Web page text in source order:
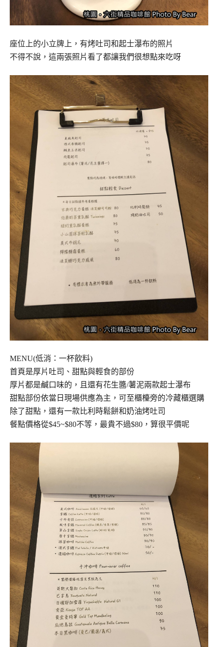
座位上的小立牌上，有烤吐司和起士瀑布的照片
不得不說，這兩張照片看了都讓我們很想點來吃呀
MENU(低消：一杯飲料)
首頁是厚片吐司、甜點與輕食的部份
厚片都是鹹口味的，且還有花生醬/薯泥兩款起士瀑布
甜點部份依當日現場供應為主，可至櫃檯旁的冷藏櫃選購
除了甜點，還有一款比利時鬆餅和奶油烤吐司
餐點價格從$45~$80不等，最貴不過$80，算很平價呢